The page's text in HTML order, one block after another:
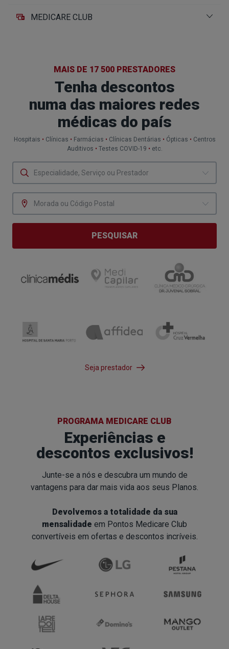
MEDICARE CLUB
MAIS DE 17 500 PRESTADORES
Tenha descontos
numa das maiores redes
médicas do país
Hospitais • Clínicas • Farmácias • Clínicas Dentárias • Ópticas • Centros
Auditivos • Testes COVID-19 • etc.
Especialidade, Serviço ou Prestador
Morada ou Código Postal
PESQUISAR
Seja prestador
PROGRAMA MEDICARE CLUB
Experiências e
descontos exclusivos!
Junte-se a nós e descubra um mundo de
vantagens para dar mais vida aos seus Planos.
Devolvemos a totalidade da sua
mensalidade em Pontos Medicare Club
convertíveis em ofertas e descontos incríveis.